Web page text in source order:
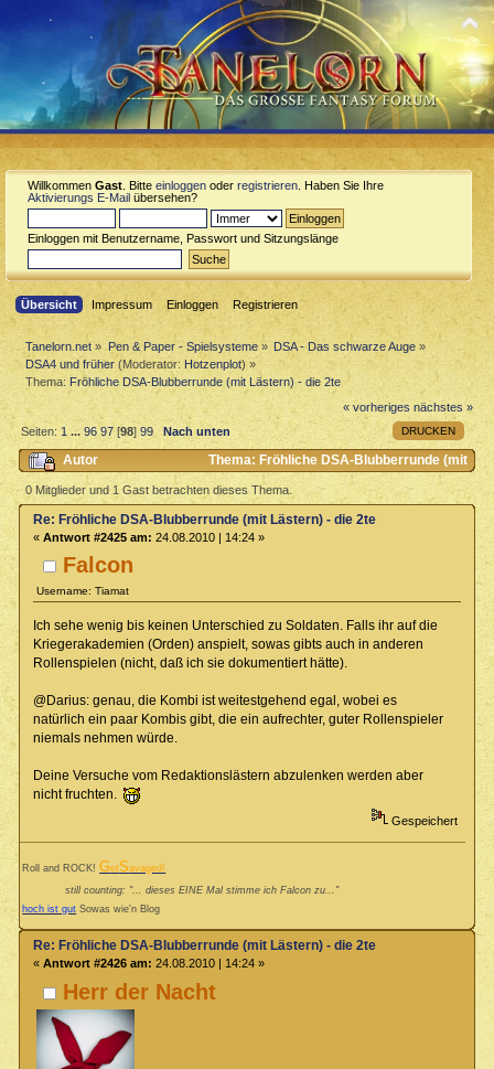
Willkommen Gast . Bitte einloggen oder registrieren . Haben Sie Ihre
Aktivierungs E-Mail übersehen?
Einloggen mit Benutzername, Passwort und Sitzungslänge
Übersicht Impressum Einloggen Registrieren
Tanelorn.net » Pen & Paper - Spielsysteme» DSA - Das schwarze Auge »
DSA4 und früher(Moderator:Hotzenplot) »
Thema:Fröhliche DSA-Blubberrunde (mit Lästern) - die 2te
« vorheriges nächstes »
DRUCKEN
Seiten:1 ...96 97 [98]99 Nach unten
Autor
Thema: Fröhliche DSA-Blubberrunde (mit
Lästern) - die 2te (Gelesen 406014 mal)
0 Mitglieder und 1 Gast betrachten dieses Thema.
Falcon
Username: Tiamat
Re: Fröhliche DSA-Blubberrunde (mit Lästern) - die 2te
« Antwort #2425 am: 24.08.2010 | 14:24 »
Ich sehe wenig bis keinen Unterschied zu Soldaten. Falls ihr auf die
Kriegerakademien (Orden) anspielt, sowas gibts auch in anderen
Rollenspielen (nicht, daß ich sie dokumentiert hätte).
@Darius: genau, die Kombi ist weitestgehend egal, wobei es
natürlich ein paar Kombis gibt, die ein aufrechter, guter Rollenspieler
niemals nehmen würde.
Deine Versuche vom Redaktionslästern abzulenken werden aber
nicht fruchten.
Gespeichert
Roll and ROCK!GetSavaged!
still counting: "... dieses EINE Mal stimme ich Falcon zu..."
hoch ist gut Sowas wie'n Blog
Herr der Nacht
Re: Fröhliche DSA-Blubberrunde (mit Lästern) - die 2te
« Antwort #2426 am: 24.08.2010 | 14:24 »